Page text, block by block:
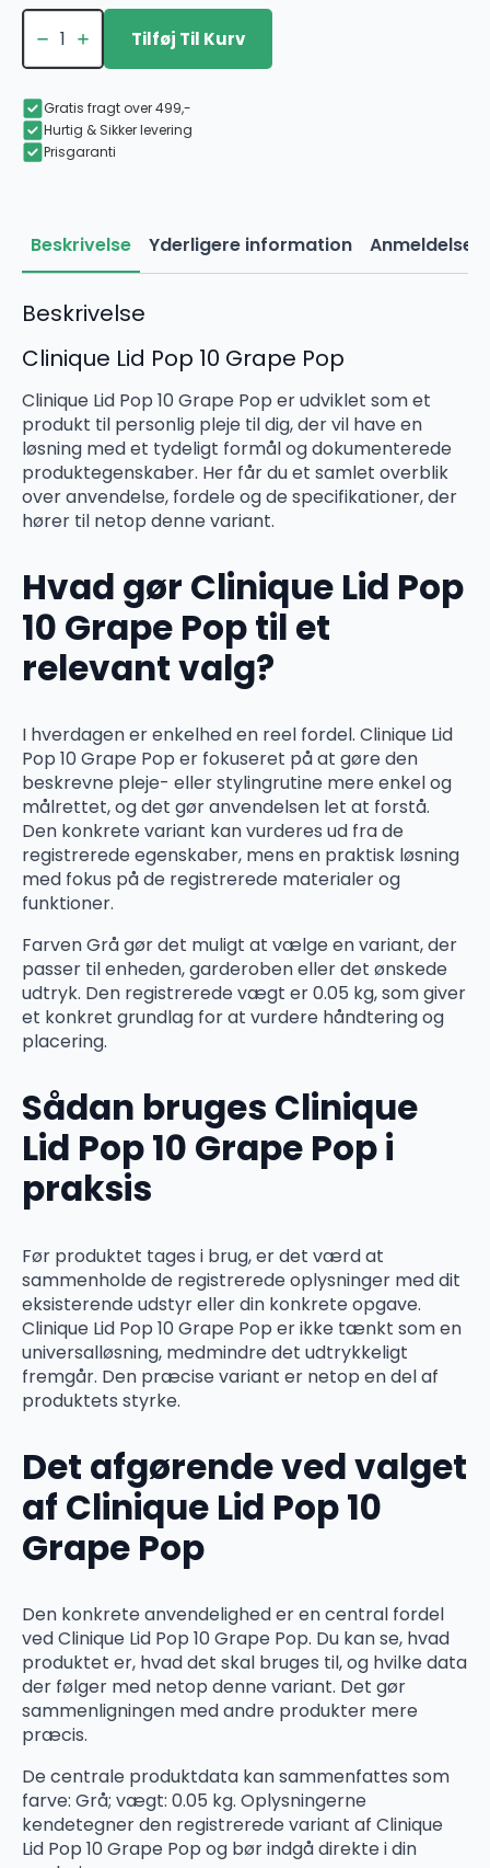
Clinique
Lid
10
Pop
antal
Tilføj Til Kurv
Gratis fragt over 499,-
Hurtig & Sikker levering
Prisgaranti
Beskrivelse Yderligere information Anmeldelser
Beskrivelse
Clinique Lid Pop 10 Grape Pop
Clinique Lid Pop 10 Grape Pop er udviklet som et
produkt til personlig pleje til dig, der vil have en
løsning med et tydeligt formål og dokumenterede
produktegenskaber. Her får du et samlet overblik
over anvendelse, fordele og de specifikationer, der
hører til netop denne variant.
Hvad gør Clinique Lid Pop
10 Grape Pop til et
relevant valg?
I hverdagen er enkelhed en reel fordel. Clinique Lid
Pop 10 Grape Pop er fokuseret på at gøre den
beskrevne pleje- eller stylingrutine mere enkel og
målrettet, og det gør anvendelsen let at forstå.
Den konkrete variant kan vurderes ud fra de
registrerede egenskaber, mens en praktisk løsning
med fokus på de registrerede materialer og
funktioner.
Farven Grå gør det muligt at vælge en variant, der
passer til enheden, garderoben eller det ønskede
udtryk. Den registrerede vægt er 0.05 kg, som giver
et konkret grundlag for at vurdere håndtering og
placering.
Sådan bruges Clinique
Lid Pop 10 Grape Pop i
praksis
Før produktet tages i brug, er det værd at
sammenholde de registrerede oplysninger med dit
eksisterende udstyr eller din konkrete opgave.
Clinique Lid Pop 10 Grape Pop er ikke tænkt som en
universalløsning, medmindre det udtrykkeligt
fremgår. Den præcise variant er netop en del af
produktets styrke.
Det afgørende ved valget
af Clinique Lid Pop 10
Grape Pop
Den konkrete anvendelighed er en central fordel
ved Clinique Lid Pop 10 Grape Pop. Du kan se, hvad
produktet er, hvad det skal bruges til, og hvilke data
der følger med netop denne variant. Det gør
sammenligningen med andre produkter mere
præcis.
De centrale produktdata kan sammenfattes som
farve: Grå; vægt: 0.05 kg. Oplysningerne
kendetegner den registrerede variant af Clinique
Lid Pop 10 Grape Pop og bør indgå direkte i din